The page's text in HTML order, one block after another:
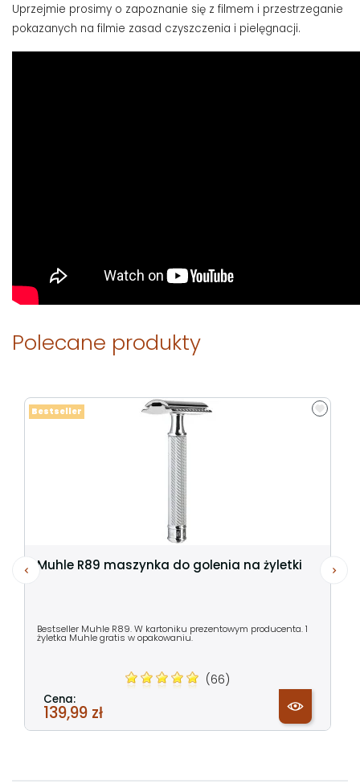
Uprzejmie prosimy o zapoznanie się z filmem i przestrzeganie
pokazanych na filmie zasad czyszczenia i pielęgnacji.
Polecane produkty
Muhle R89 maszynka do golenia na żyletki
Bestseller Muhle R89. W kartoniku prezentowym producenta. 1
żyletka Muhle gratis w opakowaniu.
(66)
Cena:
139,99 zł
Bestseller